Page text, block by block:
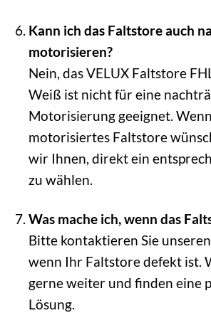
Kann ich das Faltstore auch
motorisieren?
Nein, das VELUX Faltstore
Weiß ist nicht für eine
Motorisierung geeignet.
motorisiertes Faltstore
wir Ihnen, direkt ein
zu wählen.
Was mache ich, wenn das
Bitte kontaktieren Sie
wenn Ihr Faltstore defekt ist.
gerne weiter und finden eine
Lösung.